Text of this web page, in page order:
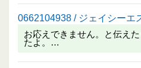
0662104938 / ジェイシーエ
お応えできません。と伝え
たよ。…